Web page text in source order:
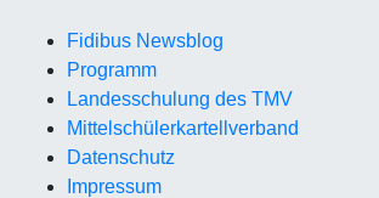
Fidibus Newsblog
Programm
Landesschulung des TMV
Mittelschülerkartellverband
Datenschutz
Impressum